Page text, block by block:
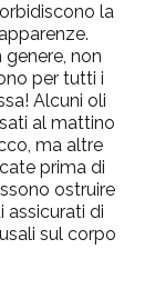
la
non
per tutti i
Alcuni oli
al mattino
ma altre
prima di
ostruire
assicurati di
sul corpo